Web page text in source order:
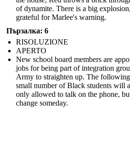
of dynamite. There is a big
grateful for Marlee's warning.
Пързалка: 6
RISOLUZIONE
APERTO
New school board members are
jobs for being part of integration
Army to straighten up. The
small number of Black students will
only allowed to talk on the phone,
change someday.